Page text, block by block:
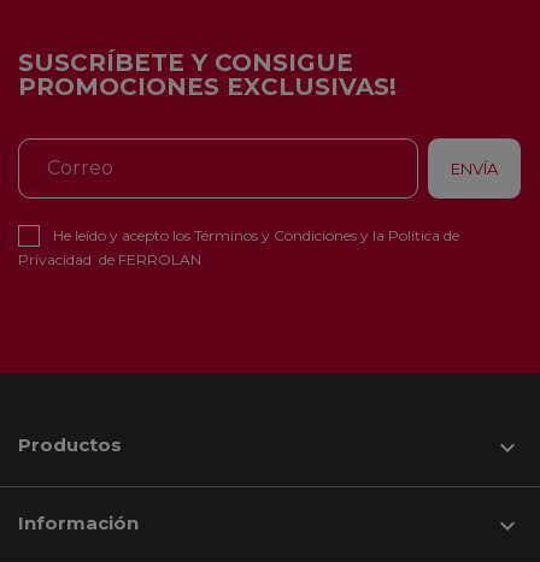
SUSCRÍBETE Y CONSIGUE
PROMOCIONES EXCLUSIVAS!
He leído y acepto los Términos y Condiciones y la Política de
Privacidad de FERROLAN
Productos 
Información 